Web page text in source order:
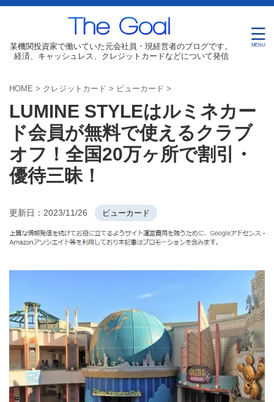
某機関投資家で働いていた元会社員・現経営者のブログです。
経済、キャッシュレス、クレジットカードなどについて発信
HOME > クレジットカード > ビューカード >
LUMINE STYLEはルミネカー
ド会員が無料で使えるクラブ
オフ！全国20万ヶ所で割引・
優待三昧！
更新日： 2023/11/26 ビューカード